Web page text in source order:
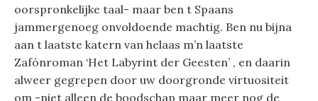
oorspronkelijke taal- maar ben t Spaans
jammergenoeg onvoldoende machtig. Ben nu bijna
aan t laatste katern van helaas m’n laatste
Zafònroman ‘Het Labyrint der Geesten’ , en daarin
alweer gegrepen door uw doorgronde virtuositeit
om -niet alleen de boodschap maar meer nog de